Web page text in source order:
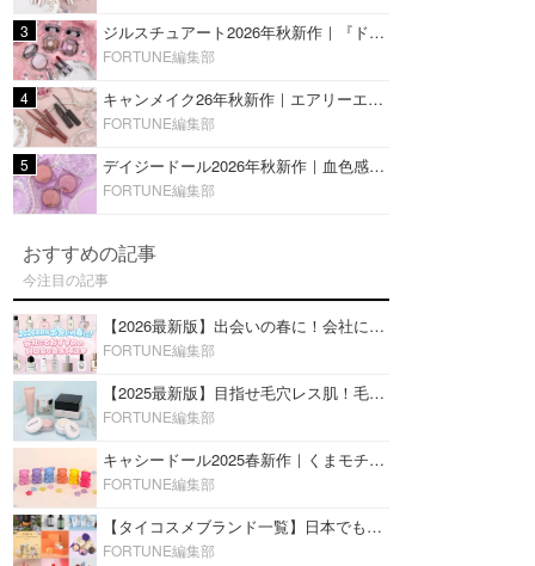
3 ジルスチュアート2026年秋新作｜『ドレスドブルーム アイズ』新色や限定ハイライト・リップをレビュー
FORTUNE編集部
4 キャンメイク26年秋新作｜エアリーエクステンションライナー＆カールスナイパーマスカラ新色をレビュー
FORTUNE編集部
5 デイジードール2026年秋新作｜血色感が可愛い♡『パウダー ブラッシュ ブルーム』新3色をレビュー
FORTUNE編集部
おすすめの記事
今注目の記事
【2026最新版】出会いの春に！会社にもおすすめの好印象な香水14選♡ビジネスの場での香水マナーも
FORTUNE編集部
【2025最新版】目指せ毛穴レス肌！毛穴を埋めて隠す「おすすめ部分用下地＆プライマー」ランキング♡
FORTUNE編集部
キャシードール2025春新作｜くまモチーフのミニリップ「シャイニーベア リップモイスト」をレビュー♡
FORTUNE編集部
【タイコスメブランド一覧】日本でも人気沸騰中の“タイコスメ”ブランド20選！
FORTUNE編集部